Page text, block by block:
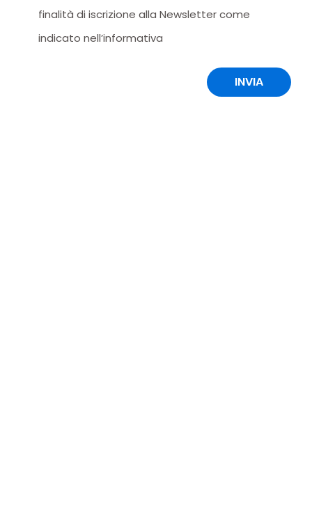
finalità di iscrizione alla Newsletter come
indicato nell’informativa
INVIA